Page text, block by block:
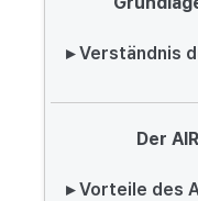
▸ Verständnis
Der
▸ Vorteile des